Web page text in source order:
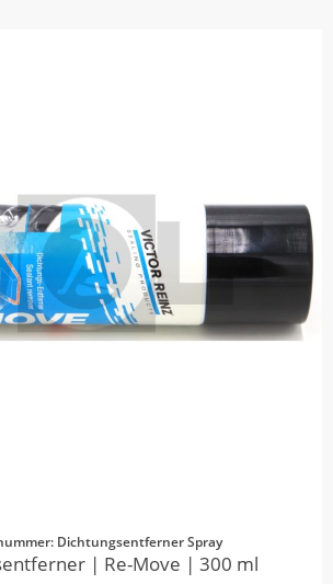
Dichtungsentferner Spray
| Re-Move | 300 ml